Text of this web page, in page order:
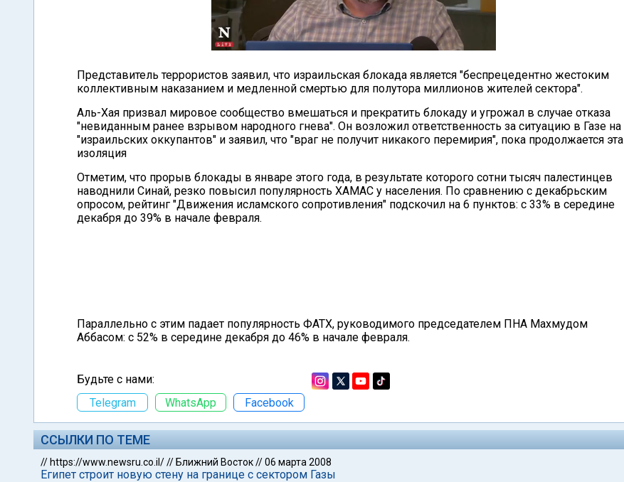
Представитель террористов заявил, что израильская блокада является "беспрецедентно жестоким
коллективным наказанием и медленной смертью для полутора миллионов жителей сектора".
Аль-Хая призвал мировое сообщество вмешаться и прекратить блокаду и угрожал в случае отказа
"невиданным ранее взрывом народного гнева". Он возложил ответственность за ситуацию в Газе на
"израильских оккупантов" и заявил, что "враг не получит никакого перемирия", пока продолжается эта
изоляция
Отметим, что прорыв блокады в январе этого года, в результате которого сотни тысяч палестинцев
наводнили Синай, резко повысил популярность ХАМАС у населения. По сравнению с декабрьским
опросом, рейтинг "Движения исламского сопротивления" подскочил на 6 пунктов: с 33% в середине
декабря до 39% в начале февраля.
Параллельно с этим падает популярность ФАТХ, руководимого председателем ПНА Махмудом
Аббасом: с 52% в середине декабря до 46% в начале февраля.
Будьте с нами:
Telegram
WhatsApp Facebook
ССЫЛКИ ПО ТЕМЕ
// https://www.newsru.co.il/// Ближний Восток//06 марта 2008
Египет строит новую стену на границе с сектором Газы